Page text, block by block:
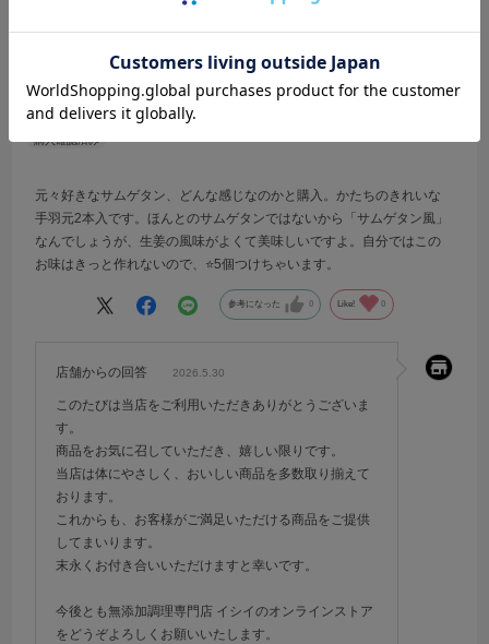
あひるん
年代:
元々好きなサムゲタン、どんな感じなのかと購入。かたちのきれいな
手羽元2本入です。ほんとのサムゲタンではないから「サムゲタン風」
なんでしょうが、生姜の風味がよくて美味しいですよ。自分ではこの
お味はきっと作れないので、⭐️5個つけちゃいます。
参考になった 0 Like! 0
店舗からの回答 2026.5.30
このたびは当店をご利用いただきありがとうございま
す。
商品をお気に召していただき、嬉しい限りです。
当店は体にやさしく、おいしい商品を多数取り揃えて
おります。
これからも、お客様がご満足いただける商品をご提供
してまいります。
末永くお付き合いいただけますと幸いです。
今後とも無添加調理専門店 イシイのオンラインストア
をどうぞよろしくお願いいたします。